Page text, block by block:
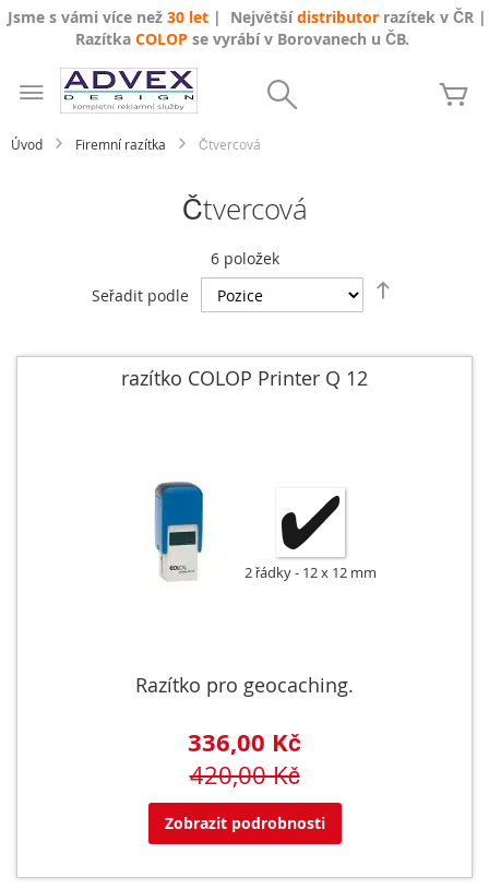
Jsme s vámi více než 30 let| Největšídistributorrazítek v ČR |
Razítka COLOP se vyrábí v Borovanech u ČB.
Úvod Firemní razítka Čtvercová
Čtvercová
6položek
Seřadit podle
razítko COLOP Printer Q 12
2 řádky 12 x 12 mm
Razítko pro geocaching.
336,00 Kč
420,00 Kč
Zobrazit podrobnosti